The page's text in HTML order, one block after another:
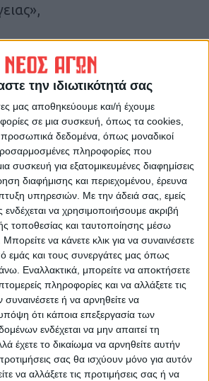
την ιδιωτικότητά σας
μας αποθηκεύουμε και/ή έχουμε
σε μια συσκευή, όπως τα cookies,
προσωπικά δεδομένα, όπως μοναδικοί
πληροφορίες που
συσκευή για εξατομικευμένες διαφημίσεις
διαφήμισης και περιεχομένου, έρευνα
υπηρεσιών. Με την άδειά σας, εμείς
ενδέχεται να χρησιμοποιήσουμε ακριβή
τοποθεσίας και ταυτοποίησης μέσω
να κάνετε κλικ για να συναινέσετε
εμάς και τους συνεργάτες μας όπως
Εναλλακτικά, μπορείτε να αποκτήσετε
πληροφορίες και να αλλάξετε τις
συναινέσετε ή να αρνηθείτε να
ότι κάποια επεξεργασία των
ενδέχεται να μην απαιτεί τη
έχετε το δικαίωμα να αρνηθείτε αυτήν
σας θα ισχύουν μόνο για αυτόν
να αλλάξετε τις προτιμήσεις σας ή να
C 426/01) «Προσωρινό
λήψη μέτρων κρατικής
τη στήριξη της
την επίθεση της Ρωσίας
Κανονισμού (ΕΕ)
της 14ης Ιουλίου
με τη χορήγηση
στήριξης έκτακτης ανάγκης
τομείς που
ειδικά προβλήματα τα
στην οικονομική
παραγωγών γεωργικών
είναι αφορολόγητες,
ανεκχώρητες στα χέρια
τρίτων, κατά παρέκκλιση